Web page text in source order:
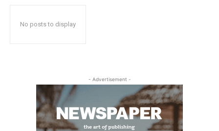
No posts to display
- Advertisement -